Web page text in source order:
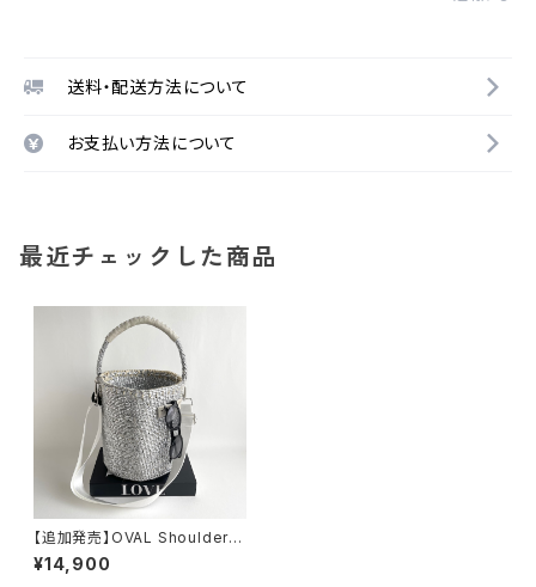
送料・配送方法について
お支払い方法について
最近チェックした商品
【追加発売】OVAL Shoulder S
trap Kago-Bag / megane h
older / White & Light gray
¥14,900